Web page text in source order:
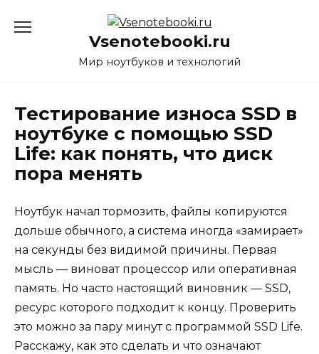
Vsenotebooki.ru
Мир ноутбуков и технологий
Тестирование износа SSD в
ноутбуке с помощью SSD
Life: как понять, что диск
пора менять
Ноутбук начал тормозить, файлы копируются
дольше обычного, а система иногда «замирает»
на секунды без видимой причины. Первая
мысль — виноват процессор или оперативная
память. Но часто настоящий виновник — SSD,
ресурс которого подходит к концу. Проверить
это можно за пару минут с программой SSD Life.
Расскажу, как это сделать и что означают